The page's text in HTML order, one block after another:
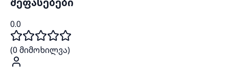
0.0
(0მიმოხილვა)